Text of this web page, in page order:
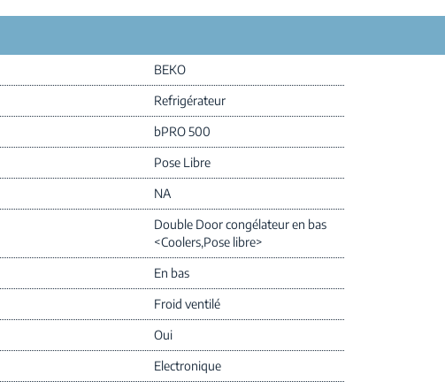
BEKO
Refrigérateur
bPRO 500
Pose Libre
NA
Double Door congélateur en bas
<Coolers,Pose libre>
En bas
Froid ventilé
Oui
Electronique